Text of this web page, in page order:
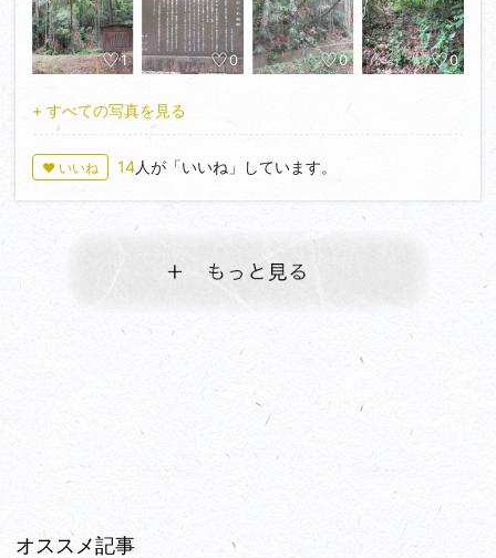
JR桶川駅よりバスに乗り川田谷支所バス停下車。す
ぐ近くに城山公園があります。
1 0 0 0
+ すべての写真を見る
♥ いいね 14人が「いいね」しています。
オススメ記事